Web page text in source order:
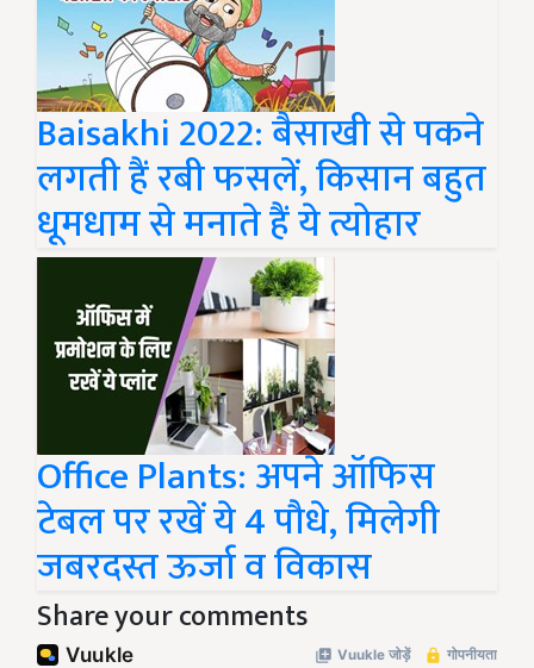
Baisakhi 2022: बैसाखी से पकने
लगती हैं रबी फसलें, किसान बहुत
धूमधाम से मनाते हैं ये त्योहार
Office Plants: अपने ऑफिस
टेबल पर रखें ये 4 पौधे, मिलेगी
जबरदस्त ऊर्जा व विकास
Share your comments